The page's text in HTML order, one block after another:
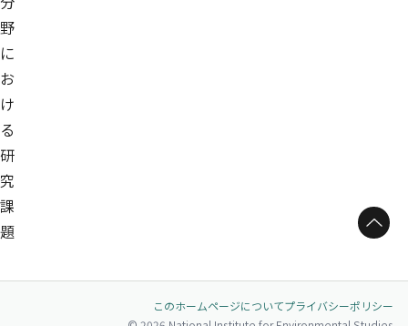
野
に
お
け
る
研
究
課
題
ページトップへ
このホームページについてプライバシーポリシー